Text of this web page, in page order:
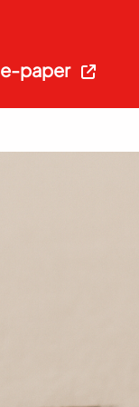
e-paper